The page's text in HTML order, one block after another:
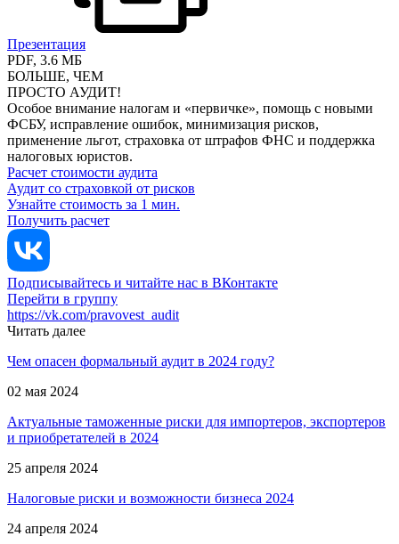
Презентация
PDF, 3.6 МБ
БОЛЬШЕ, ЧЕМ
ПРОСТО АУДИТ!
Особое внимание налогам и «первичке», помощь с новыми
ФСБУ, исправление ошибок, минимизация рисков,
применение льгот, страховка от штрафов ФНС и поддержка
налоговых юристов.
Расчет стоимости аудита
Аудит со страховкой от рисков
Узнайте стоимость за 1 мин.
Получить расчет
Подписывайтесь и читайте нас в ВКонтакте
Перейти в группу
https://vk.com/pravovest_audit
Читать далее
Чем опасен формальный аудит в 2024 году?
02 мая 2024
Актуальные таможенные риски для импортеров, экспортеров
и приобретателей в 2024
25 апреля 2024
Налоговые риски и возможности бизнеса 2024
24 апреля 2024